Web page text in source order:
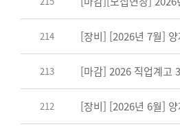
214 [장비] [2026년 7월]
213 [마감] 2026 직업계고
212 [장비] [2026년 6월]